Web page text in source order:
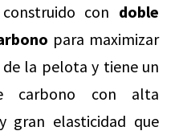
con doble
para maximizar
la pelota y tiene un
carbono con alta
gran elasticidad que